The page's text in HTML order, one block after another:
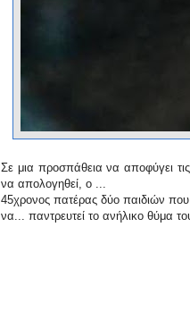
Σε μια προσπάθεια να αποφύγει
να απολογηθεί, ο ...
45χρονος πατέρας δύο παιδιών που
να... παντρευτεί το ανήλικο θύμα